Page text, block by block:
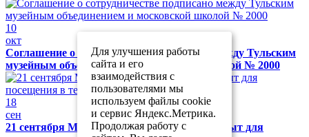
10
окт
Соглашение о сотрудничестве подписано между Тульским
музейным объединением и московской школой № 2000
18
сен
21 сентября Музей обороны Тулы будет закрыт для
Для улучшения работы
сайта и его
взаимодействия с
пользователями мы
используем файлы cookie
и сервис Яндекс.Метрика.
Продолжая работу с